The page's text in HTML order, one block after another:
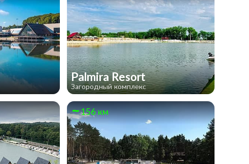
Palmira Resort
Загородный комплекс
156 км